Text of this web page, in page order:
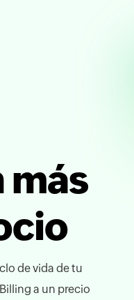
más
de vida de tu
a un precio